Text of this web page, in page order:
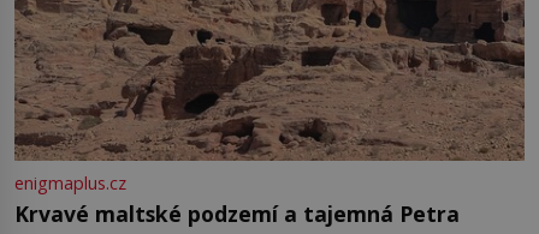
enigmaplus.cz
Krvavé maltské podzemí a tajemná Petra